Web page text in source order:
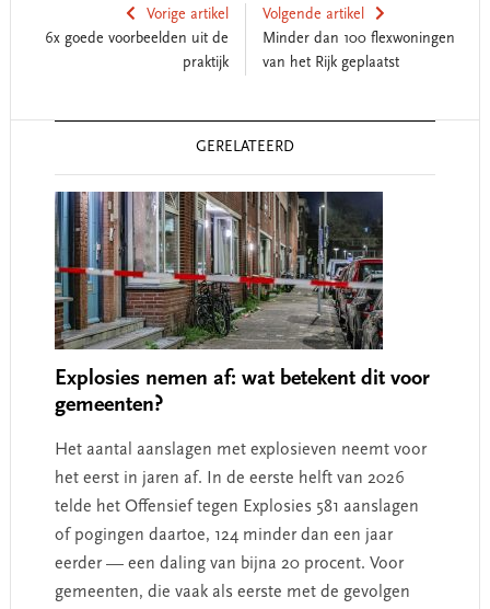
Vorige artikel
6x goede voorbeelden uit de
praktijk
Volgende artikel
Minder dan 100 flexwoningen
van het Rijk geplaatst
GERELATEERD
Explosies nemen af: wat betekent dit voor
gemeenten?
Het aantal aanslagen met explosieven neemt voor
het eerst in jaren af. In de eerste helft van 2026
telde het Offensief tegen Explosies 581 aanslagen
of pogingen daartoe, 124 minder dan een jaar
eerder — een daling van bijna 20 procent. Voor
gemeenten, die vaak als eerste met de gevolgen